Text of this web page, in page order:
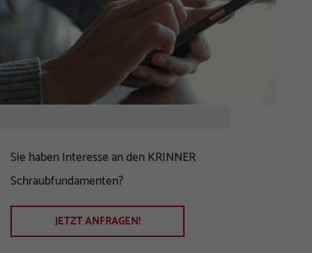
Sie haben Interesse an den KRINNER
Schraubfundamenten?
JETZT ANFRAGEN!